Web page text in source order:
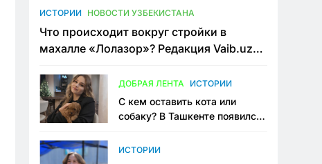
ИСТОРИИ НОВОСТИ УЗБЕКИСТАНА
Что происходит вокруг стройки в
махалле «Лолазор»? Редакция Vaib.uz
конфликта
ДОБРАЯ ЛЕНТА ИСТОРИИ
С кем оставить кота или
собаку? В Ташкенте появился
ИСТОРИИ